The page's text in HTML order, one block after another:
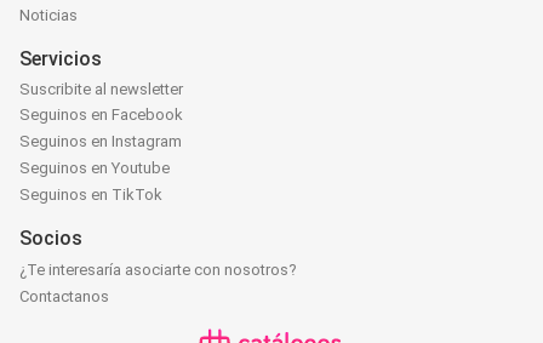
Noticias
Servicios
Suscribite al newsletter
Seguinos en Facebook
Seguinos en Instagram
Seguinos en Youtube
Seguinos en TikTok
Socios
¿Te interesaría asociarte con nosotros?
Contactanos